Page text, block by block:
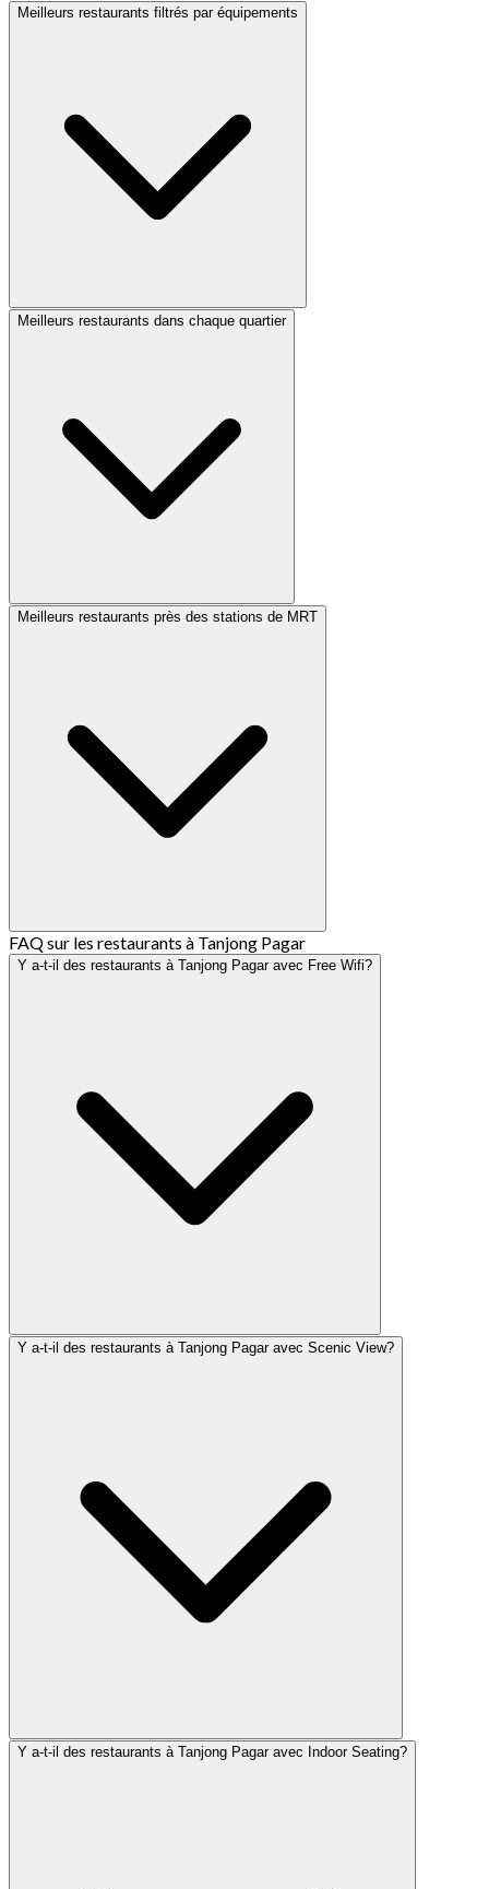
Meilleurs restaurants filtrés par équipements
Meilleurs restaurants dans chaque quartier
Meilleurs restaurants près des stations de MRT
FAQ sur les restaurants à Tanjong Pagar
Y a-t-il des restaurants à Tanjong Pagar avec Free Wifi?
Y a-t-il des restaurants à Tanjong Pagar avec Scenic View?
Y a-t-il des restaurants à Tanjong Pagar avec Indoor Seating?